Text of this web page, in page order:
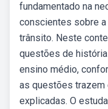
fundamentado na
conscientes sobre a
trânsito. Neste
questões de
ensino médio,
as questões
explicadas. O